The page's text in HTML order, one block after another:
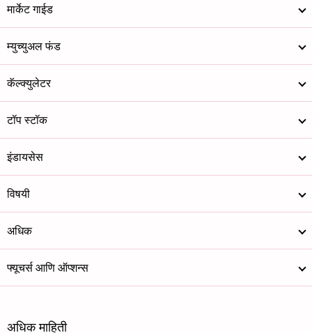
मार्केट गाईड
म्युच्युअल फंड
कॅल्क्युलेटर
टॉप स्टॉक
इंडायसेस
विषयी
अधिक
फ्यूचर्स आणि ऑप्शन्स
अधिक माहिती